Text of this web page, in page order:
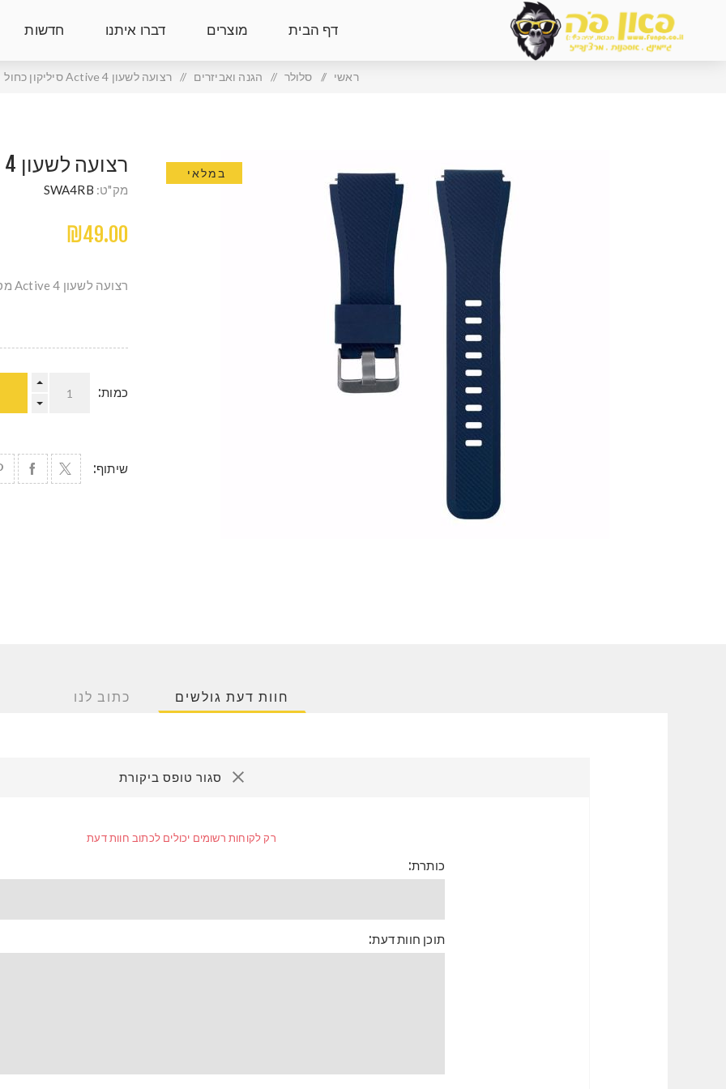
דף הבית מוצרים דברו איתנו חדשות
ראשי / סלולר / הגנה ואביזרים / רצועה לשעון Active 4 סיליקון כחול
במלאי רצועה לשעון ACTIVE 4 סיליקון כחול
מק"ט: SWA4RB
₪49.00
רצועה לשעון Active 4 מסיליקון צבע כחול
כמות:
שיתוף:
חוות דעת גולשים כתוב לנו
סגור טופס ביקורת
רק לקוחות רשומים יכולים לכתוב חוות דעת
כותרת:
תוכן חוות דעת: